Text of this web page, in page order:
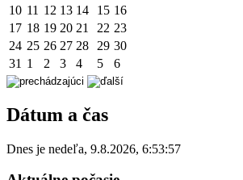
10 11 12 13 14 15 16
17 18 19 20 21 22 23
24 25 26 27 28 29 30
31 1 2 3 4 5 6
Dátum a čas
Dnes je nedeľa, 9.8.2026, 6:53:57